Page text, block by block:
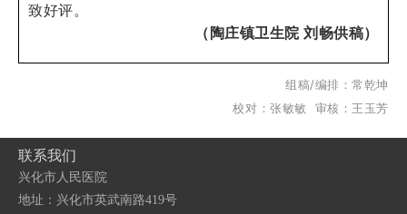
致好评。
（陶庄镇卫生院 刘畅供稿）
组稿/编排：常乾坤
校对：张敏敏 审核： 王玉芳
联系我们
兴化市人民医院
地址：兴化市英武南路419号